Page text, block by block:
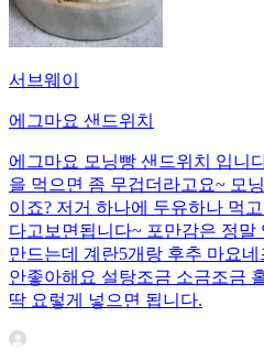
서브웨이
에그마요 샌드위치
에그마요 모닝빵 샌드위치 입니
을 먹으면 좀 무겁더라고요~ 모
이죠? 저거 하나에 두유하나 먹
다고보면됩니다~ 포만감은 정말
만드는데 계란5개랑 후추 마요
안좋아해요 설탕조금 소금조금
딱 요렇게 넣으면 됩니다.